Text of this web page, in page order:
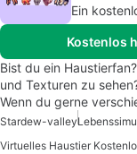
Ein
Kostenlos
Bist du ein
und Texturen zu
Wenn du gerne
Stardew-valley
Virtuelles Haustier